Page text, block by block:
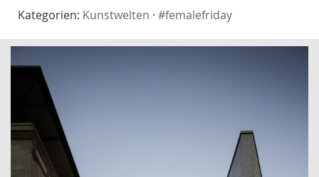
Kategorien: Kunstwelten · #femalefriday